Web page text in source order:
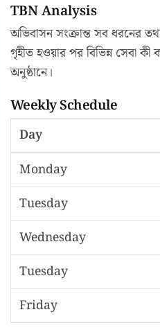
TBN Analysis
অভিবাসন সংক্রান্ত সব ধরনের
গৃহীত হওয়ার পর বিভিন্ন সেবা
অনুষ্ঠানে।
Weekly Schedule
Day
Monday
Tuesday
Wednesday
Tuesday
Friday